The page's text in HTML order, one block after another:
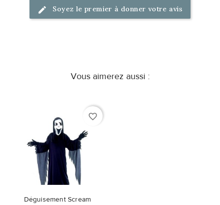
Soyez le premier à donner votre avis
Vous aimerez aussi :
favorite_border
Déguisement Scream